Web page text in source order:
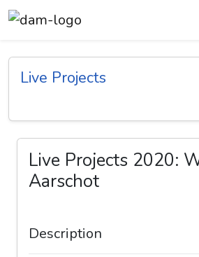
Live Projects
Live Projects 2020:
Aarschot
Description